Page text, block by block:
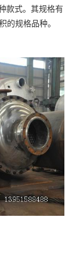
款式。其规格有
的规格品种。